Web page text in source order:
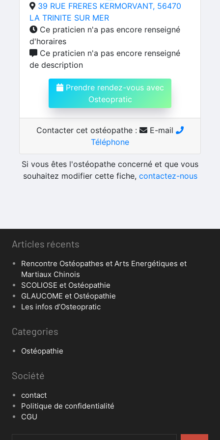
39 RUE FRERES KERMORVANT, 56470
LA TRINITE SUR MER
Ce praticien n'a pas encore renseigné
d'horaires
Ce praticien n'a pas encore renseigné
de description
Prendre rendez-vous avec
Osteopratic
Contacter cet ostéopathe :
E-mail
Téléphone
Si vous êtes l'ostéopathe concerné et que vous
souhaitez modifier cette fiche, contactez-nous
Articles récents
Rencontre Ostéopathes et Arts Energétiques et
Martiaux Chinois
SCOLIOSE et Ostéopathie
GLAUCOME et Ostéopathie
Les infos d’Osteopratic
Categories
Ostéopathie
Société
contact
Politique de confidentialité
CGU